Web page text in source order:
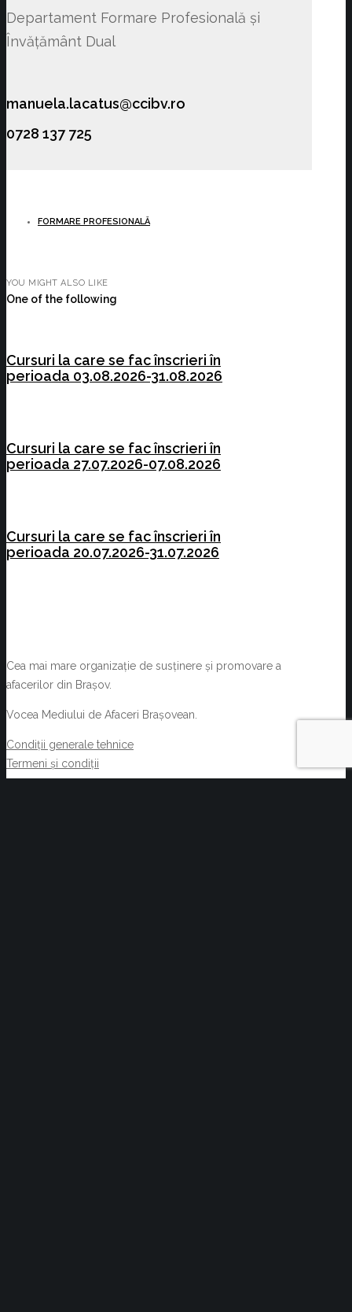
Departament Formare Profesională și
Învățământ Dual
manuela.lacatus@ccibv.ro
0728 137 725
FORMARE PROFESIONALĂ
YOU MIGHT ALSO LIKE
One of the following
Cursuri la care se fac înscrieri în
perioada 03.08.2026-31.08.2026
Cursuri la care se fac înscrieri în
perioada 27.07.2026-07.08.2026
Cursuri la care se fac înscrieri în
perioada 20.07.2026-31.07.2026
Cea mai mare organizație de susținere și promovare a
afacerilor din Brașov.
Vocea Mediului de Afaceri Brașovean.
Condiții generale tehnice
Termeni și condiții